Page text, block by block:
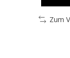
Zum